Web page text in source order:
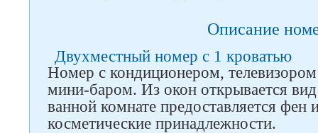
Описание
Двухместный номер с 1 кроватью
Номер с кондиционером,
мини-баром. Из окон открывается
ванной комнате предоставляется фен
косметические принадлежности.